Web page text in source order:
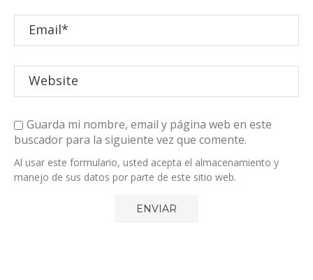
Guarda mi nombre, email y página web en este
buscador para la siguiente vez que comente.
Al usar este formulario, usted acepta el almacenamiento y
manejo de sus datos por parte de este sitio web.